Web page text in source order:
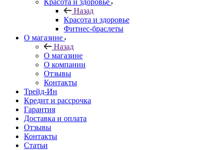
Красота и здоровье
Назад
Красота и здоровье
Фитнес-браслеты
О магазине
Назад
О магазине
О компании
Отзывы
Контакты
Трейд-Ин
Кредит и рассрочка
Гарантия
Доставка и оплата
Отзывы
Контакты
Статьи